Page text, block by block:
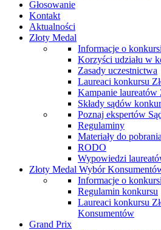
Głosowanie
Kontakt
Aktualności
Złoty Medal
Informacje o
Korzyści udziału w
Zasady uczestnictwa
Laureaci konkursu
Kampanie laureatów
Składy sądów
Poznaj ekspertów
Regulaminy
Materiały do pobrania
RODO
Wypowiedzi
Złoty Medal Wybór
Informacje o
Regulamin konkursu
Laureaci konkursu
Konsumentów
Grand Prix